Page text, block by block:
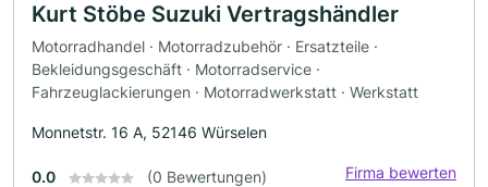
Kurt Stöbe Suzuki Vertragshändler
Motorradhandel · Motorradzubehör · Ersatzteile ·
Bekleidungsgeschäft · Motorradservice ·
Fahrzeuglackierungen · Motorradwerkstatt · Werkstatt
Monnetstr. 16 A, 52146 Würselen
0.0 (0 Bewertungen) Firma bewerten